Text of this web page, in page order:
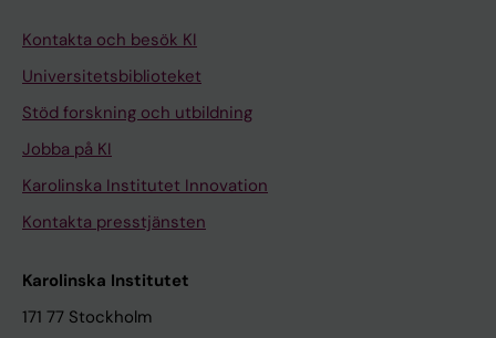
Kontakta och besök KI
Universitetsbiblioteket
Stöd forskning och utbildning
Jobba på KI
Karolinska Institutet Innovation
Kontakta presstjänsten
Karolinska Institutet
171 77 Stockholm